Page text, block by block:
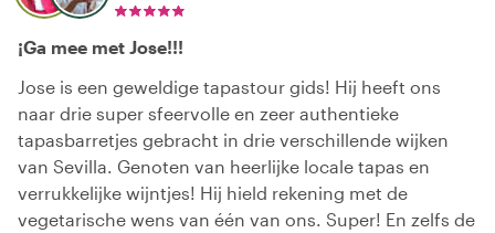
¡Ga mee met Jose!!!
Jose is een geweldige tapastour gids! Hij heeft ons
naar drie super sfeervolle en zeer authentieke
tapasbarretjes gebracht in drie verschillende wijken
van Sevilla. Genoten van heerlijke locale tapas en
verrukkelijke wijntjes! Hij hield rekening met de
vegetarische wens van één van ons. Super! En zelfs de